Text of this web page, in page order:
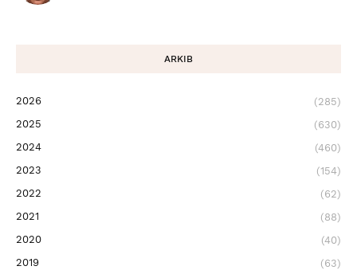
ARKIB
2026
(285)
2025
(630)
2024
(460)
2023
(154)
2022
(62)
2021
(88)
2020
(40)
2019
(63)